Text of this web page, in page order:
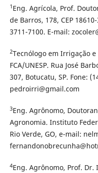
1 Eng. Agrícola, Prof.
de Barros, 178, CEP
3711-7100. E-mail:
2Tecnólogo em Irrigação
FCA/UNESP. Rua José
307, Botucatu, SP. Fone:
pedroirri@gmail.com
3Eng. Agrônomo,
Agronomia. Instituto
Rio Verde, GO, e-mail:
4Eng. Agrônomo, Prof. Dr.